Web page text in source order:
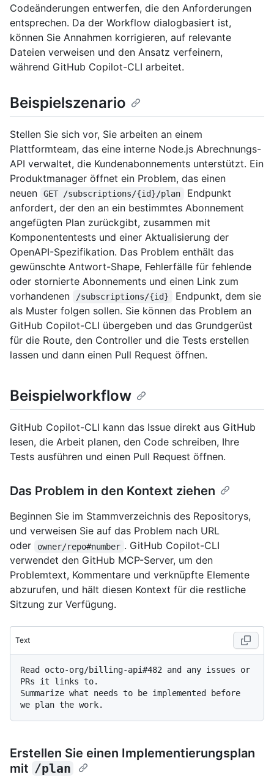
Codeänderungen entwerfen, die den Anforderungen
entsprechen. Da der Workflow dialogbasiert ist,
können Sie Annahmen korrigieren, auf relevante
Dateien verweisen und den Ansatz verfeinern,
während GitHub Copilot-CLI arbeitet.
Beispielszenario
Stellen Sie sich vor, Sie arbeiten an einem
Plattformteam, das eine interne Node.js Abrechnungs-
API verwaltet, die Kundenabonnements unterstützt. Ein
Produktmanager öffnet ein Problem, das einen
neuen
GET /subscriptions/{id}/plan
Endpunkt
anfordert, der den an ein bestimmtes Abonnement
angefügten Plan zurückgibt, zusammen mit
Komponententests und einer Aktualisierung der
OpenAPI-Spezifikation. Das Problem enthält das
gewünschte Antwort-Shape, Fehlerfälle für fehlende
oder stornierte Abonnements und einen Link zum
vorhandenen
/subscriptions/{id}
Endpunkt, dem sie
als Muster folgen sollen. Sie können das Problem an
GitHub Copilot-CLI übergeben und das Grundgerüst
für die Route, den Controller und die Tests erstellen
lassen und dann einen Pull Request öffnen.
Beispielworkflow
GitHub Copilot-CLI kann das Issue direkt aus GitHub
lesen, die Arbeit planen, den Code schreiben, Ihre
Tests ausführen und einen Pull Request öffnen.
Das Problem in den Kontext ziehen
Beginnen Sie im Stammverzeichnis des Repositorys,
und verweisen Sie auf das Problem nach URL
oder
owner/repo#number . GitHub Copilot-CLI
verwendet den GitHub MCP-Server, um den
Problemtext, Kommentare und verknüpfte Elemente
abzurufen, und hält diesen Kontext für die restliche
Sitzung zur Verfügung.
Text
Read octo-org/billing-api#482 and any issues or
PRs it links to.
Summarize what needs to be implemented before
Erstellen Sie einen Implementierungsplan
mit /plan